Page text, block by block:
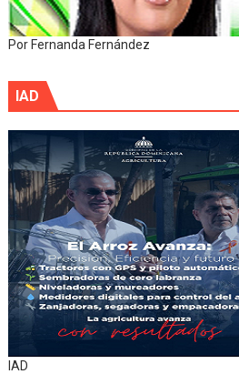
Por Fernanda Fernández
IAD
IAD